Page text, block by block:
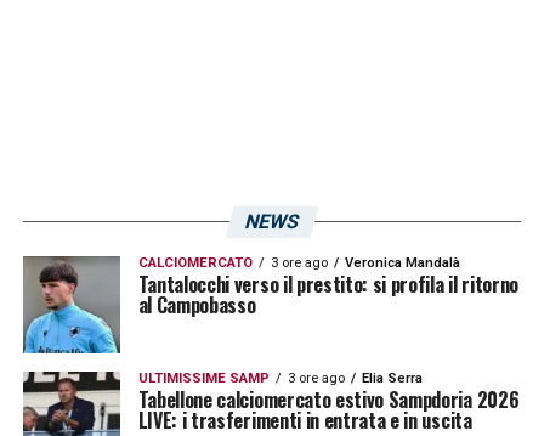
NEWS
CALCIOMERCATO 3 ore ago Veronica Mandalà
Tantalocchi verso il prestito: si profila il ritorno
al Campobasso
ULTIMISSIME SAMP 3 ore ago Elia Serra
Tabellone calciomercato estivo Sampdoria 2026
LIVE: i trasferimenti in entrata e in uscita